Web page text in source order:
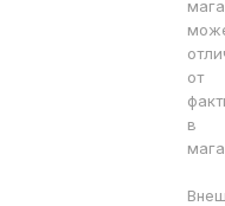
от
в